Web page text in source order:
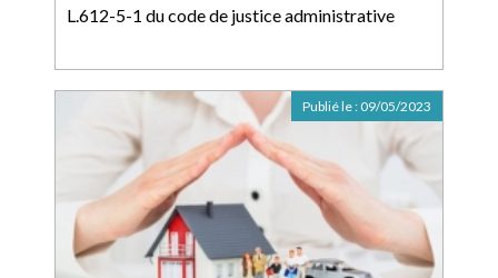
L.612-5-1 du code de justice administrative
Publié le : 09/05/2023